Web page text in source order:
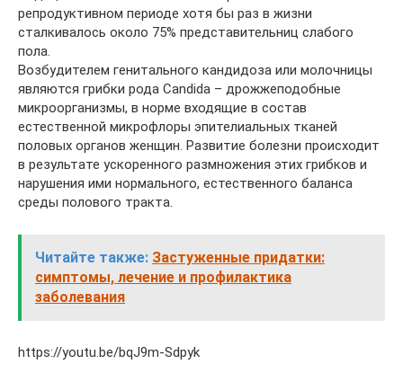
репродуктивном периоде хотя бы раз в жизни
сталкивалось около 75% представительниц слабого
пола.
Возбудителем генитального кандидоза или молочницы
являются грибки рода Candida – дрожжеподобные
микроорганизмы, в норме входящие в состав
естественной микрофлоры эпителиальных тканей
половых органов женщин. Развитие болезни происходит
в результате ускоренного размножения этих грибков и
нарушения ими нормального, естественного баланса
среды полового тракта.
Читайте также: Застуженные придатки:
симптомы, лечение и профилактика
заболевания
https://youtu.be/bqJ9m-Sdpyk